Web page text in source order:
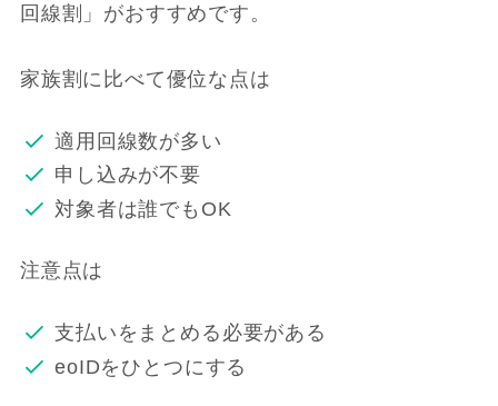
回線割」がおすすめです。
家族割に比べて優位な点は
適用回線数が多い
申し込みが不要
対象者は誰でもOK
注意点は
支払いをまとめる必要がある
eoIDをひとつにする